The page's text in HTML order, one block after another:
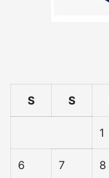
S
S
1
6 7 8